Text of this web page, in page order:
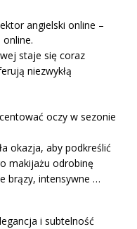
angielski online –
staje się coraz
niezwykłą
oczy w sezonie
okazja, aby podkreślić
makijażu odrobinę
brązy, intensywne …
i subtelność